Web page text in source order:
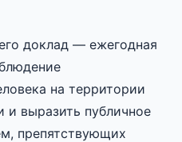
доклад — ежегодная
на территории
и выразить публичное
препятствующих